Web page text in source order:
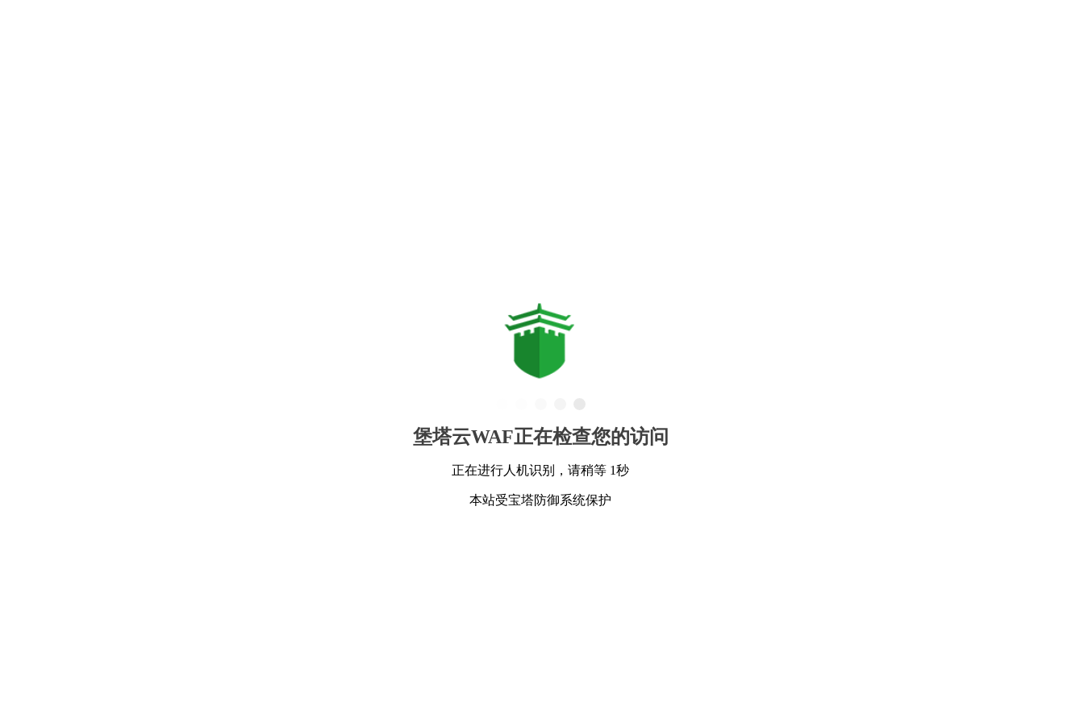
堡塔云WAF正在检查您的访问
正在进行人机识别，请稍等 1秒
本站受宝塔防御系统保护